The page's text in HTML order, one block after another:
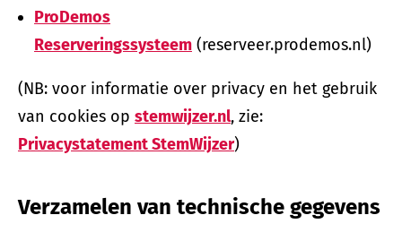
ProDemos
Reserveringssysteem (reserveer.prodemos.nl)
(NB: voor informatie over privacy en het gebruik
van cookies op stemwijzer.nl, zie:
Privacystatement StemWijzer)
Verzamelen van technische gegevens